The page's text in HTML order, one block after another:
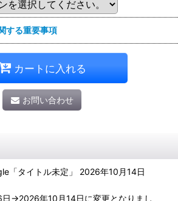
する重要事項
カートに入れる
お問い合わせ
「タイトル未定」 2026年10月14日
→2026年10月14日に変更となりまし